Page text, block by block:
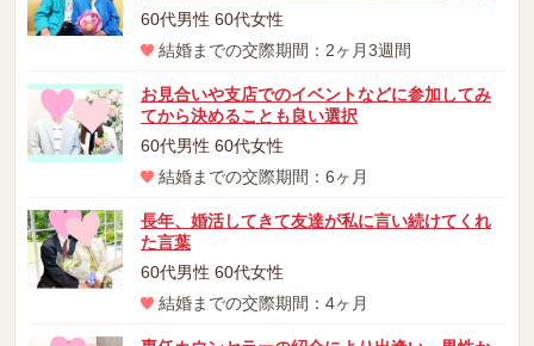
60代男性 60代女性
結婚までの交際期間：2ヶ月3週間
お見合いや支店でのイベントなどに参加してみ
てから決めることも良い選択
60代男性 60代女性
結婚までの交際期間：6ヶ月
長年、婚活してきて友達が私に言い続けてくれ
た言葉
60代男性 60代女性
結婚までの交際期間：4ヶ月